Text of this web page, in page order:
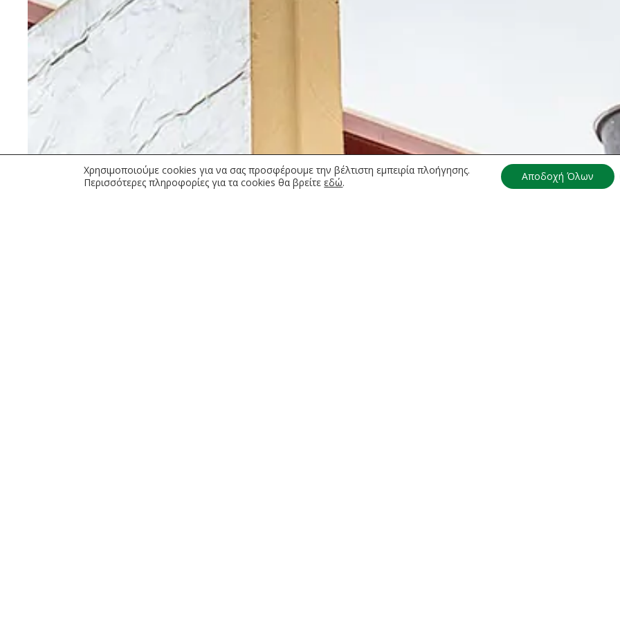
Χρησιμοποιούμε cookies για να σας προσφέρουμε την βέλτιστη εμπειρία πλοήγησης.
Περισσότερες πληροφορίες για τα cookies θα βρείτεεδώ. Αποδοχή Όλων